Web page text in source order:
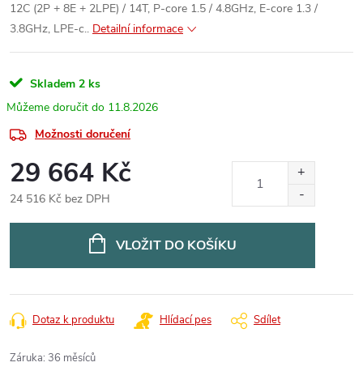
12C (2P + 8E + 2LPE) / 14T, P-core 1.5 / 4.8GHz, E-core 1.3 /
3.8GHz, LPE-c.. Detailní informace
Skladem 2 ks
11.8.2026
Možnosti doručení
29 664 Kč
24 516 Kč bez DPH
VLOŽIT DO KOŠÍKU
Dotaz k produktu Hlídací pes Sdílet
Záruka: 36 měsíců